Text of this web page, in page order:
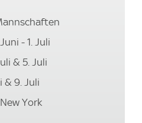
- 1. Juli
& 5. Juli
& 9. Juli
York